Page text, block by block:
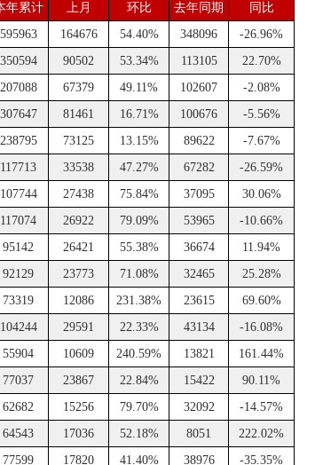
年累计 上月 环比 去年同期
同比
595963 164676 54.40% 348096
-26.96%
350594 90502 53.34% 113105
22.70%
207088 67379 49.11% 102607
-2.08%
307647 81461 16.71% 100676
-5.56%
238795 73125 13.15% 89622
-7.67%
117713 33538 47.27% 67282
-26.59%
107744 27438 75.84% 37095
30.06%
117074 26922 79.09% 53965
-10.66%
95142 26421 55.38% 36674
11.94%
92129 23773 71.08% 32465
25.28%
73319 12086 231.38% 23615
69.60%
104244 29591 22.33% 43134
-16.08%
55904 10609 240.59% 13821
161.44%
77037 23867 22.84% 15422
90.11%
62682 15256 79.70% 32092
-14.57%
64543 17036 52.18% 8051
222.02%
77599 17820 41.40% 38976
-35.35%